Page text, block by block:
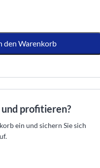
den Warenkorb
profitieren?
ein und sichern Sie sich